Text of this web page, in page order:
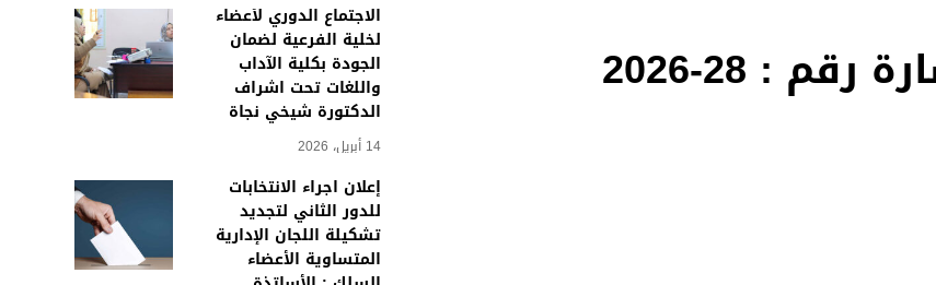
الاجتماع الدوري لأعضاء
لخلية الفرعية لضمان
الجودة بكلية الآداب
واللغات تحت اشراف
الدكتورة شيخي نجاة
14 أبريل، 2026
إعلان اجراء الانتخابات
للدور الثاني لتجديد
تشكيلة اللجان الإدارية
المتساوية الأعضاء
: 28-2026